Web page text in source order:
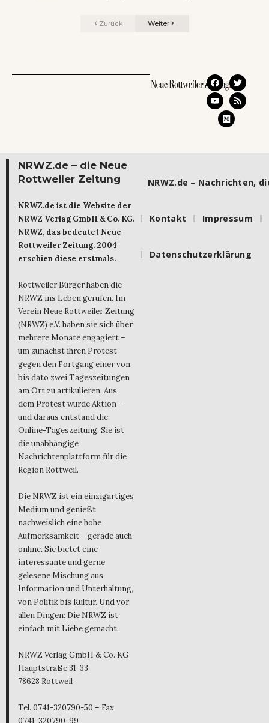
Zurück Weiter
NRWZ.de – die Neue
Rottweiler Zeitung
NRWZ.de ist die Website der
NRWZ Verlag GmbH & Co. KG.
NRWZ, das bedeutet Neue
Rottweiler Zeitung. 2004
erschien diese erstmals.
Rottweiler Bürger haben die
NRWZ ins Leben gerufen. Im
Verein Neue Rottweiler Zeitung
(NRWZ) e.V. haben sie sich über
mehrere Monate engagiert –
um zunächst ihren Protest
gegen den Fortgang einer von
bis dato zwei Tageszeitungen
am Ort zu artikulieren. Aus
dem Protest wurde Aktion –
und daraus entstand die
Online-Tageszeitung. Sie ist
die unabhängige
Nachrichtenplattform für die
Region Rottweil.
Die NRWZ ist ein einzigartiges
Medium und genießt
nachweislich eine hohe
Aufmerksamkeit – gerade auch
online. Sie bietet eine
interessante und gerne
gelesene Mischung aus
Information und Unterhaltung,
von Politik bis Kultur. Und vor
allen Dingen: Die NRWZ ist
einfach mit Liebe gemacht.
NRWZ Verlag GmbH & Co. KG
Hauptstraße 31-33
78628 Rottweil
Tel. 0741-320790-50 – Fax
0741-320790-99
NRWZ.de – Nachrichten,
Kontakt Impressum
Datenschutzerklärung